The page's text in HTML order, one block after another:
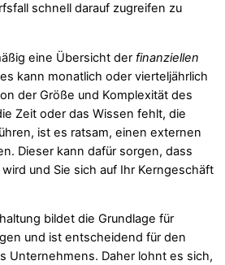
schnell darauf zugreifen zu
eine Übersicht der finanziellen
kann monatlich oder vierteljährlich
der Größe und Komplexität des
Zeit oder das Wissen fehlt, die
ist es ratsam, einen externen
Dieser kann dafür sorgen, dass
und Sie sich auf Ihr Kerngeschäft
bildet die Grundlage für
und ist entscheidend für den
Unternehmens. Daher lohnt es sich,